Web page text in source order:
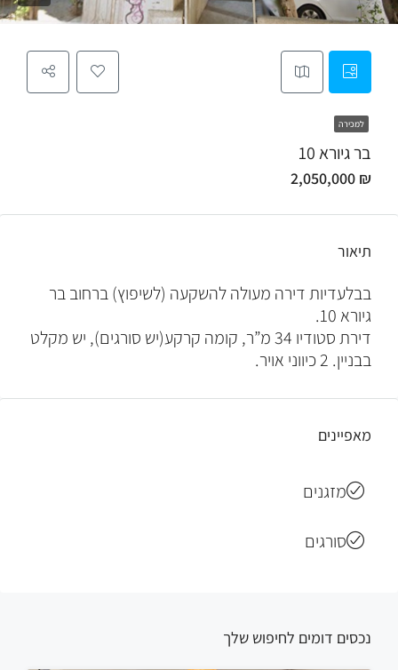
למכירה
בר גיורא 10
₪ 2,050,000
תיאור
בבלעדיות דירה מעולה להשקעה (לשיפוץ) ברחוב בר
גיורא 10.
דירת סטודיו 34 מ”ר, קומה קרקע(יש סורגים), יש מקלט
בבניין. 2 כיווני אויר.
מאפיינים
מזגנים
סורגים
נכסים דומים לחיפוש שלך